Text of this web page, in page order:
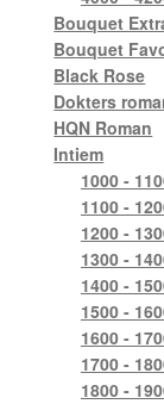
Bouquet
Bouquet
Black Rose
Dokters
HQN Roman
Intiem
1000 -
1100 -
1200 -
1300 -
1400 -
1500 -
1600 -
1700 -
1800 -